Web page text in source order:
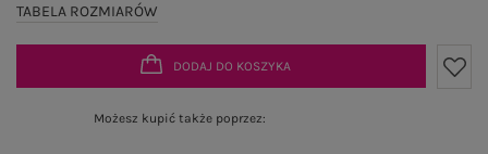
TABELA ROZMIARÓW
DODAJ DO KOSZYKA
Możesz kupić także poprzez: